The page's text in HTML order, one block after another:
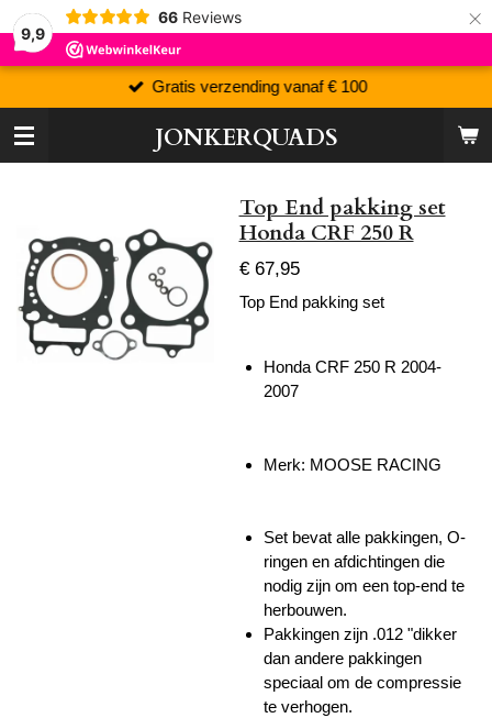
9,9
66 Reviews ×
JONKERQUADS
Gratis verzending vanaf € 100
Top End pakking set
Honda CRF 250 R
€ 67,95
Top End pakking set
Honda CRF 250 R 2004-
2007
Merk: MOOSE RACING
Set bevat alle pakkingen, O-
ringen en afdichtingen die
nodig zijn om een ​​top-end te
herbouwen.
Pakkingen zijn .012 "dikker
dan andere pakkingen
speciaal om de compressie
te verhogen.